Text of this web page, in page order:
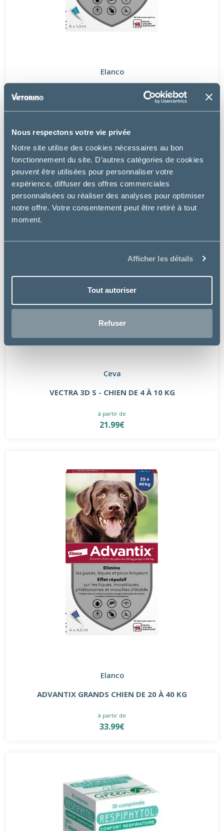
Nous respectons votre vie privée
Notre site utilise des cookies nécessaires au bon
fonctionnement du site. D’autres catégories de cookies
peuvent être utilisées pour personnaliser votre
expérience, diffuser des offres commerciales
personnalisées ou réaliser des analyses pour optimiser
notre offre. Votre consentement peut être retiré à tout
moment.
Afficher les détails
Tout autoriser
Refuser
Elanco
ADVANTIX PETIT CHIEN DE 4 À 10 KG
à partir de
Ceva
VECTRA 3D S - CHIEN DE 4 À 10 KG
à partir de
21.99€
Elanco
ADVANTIX GRANDS CHIEN DE 20 À 40 KG
à partir de
33.99€